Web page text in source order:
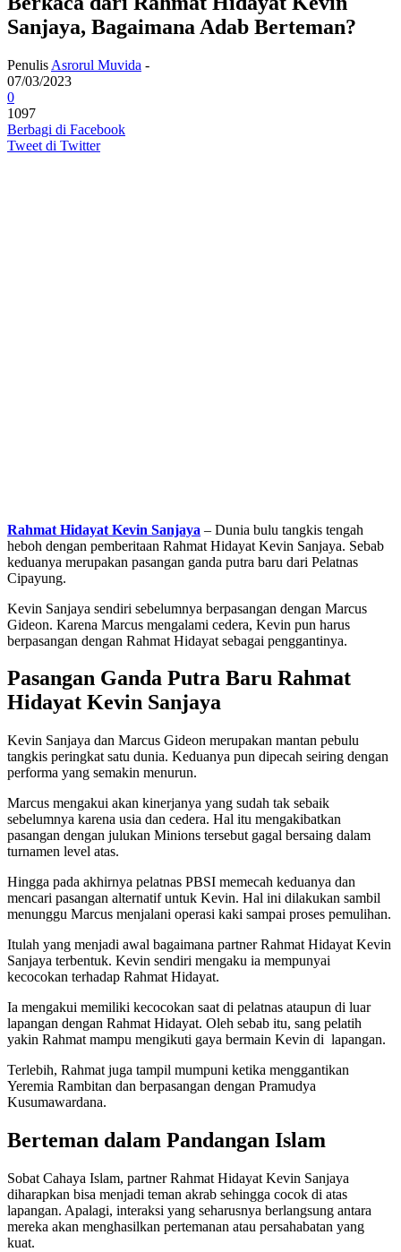
Sanjaya, Bagaimana Adab Berteman?
Penulis Asrorul Muvida -
07/03/2023
0
1097
Berbagi di Facebook
Tweet di Twitter
Rahmat Hidayat Kevin Sanjaya – Dunia bulu tangkis tengah
heboh dengan pemberitaan Rahmat Hidayat Kevin Sanjaya. Sebab
keduanya merupakan pasangan ganda putra baru dari Pelatnas
Cipayung.
Kevin Sanjaya sendiri sebelumnya berpasangan dengan Marcus
Gideon. Karena Marcus mengalami cedera, Kevin pun harus
berpasangan dengan Rahmat Hidayat sebagai penggantinya.
Pasangan Ganda Putra Baru Rahmat
Hidayat Kevin Sanjaya
Kevin Sanjaya dan Marcus Gideon merupakan mantan pebulu
tangkis peringkat satu dunia. Keduanya pun dipecah seiring dengan
performa yang semakin menurun.
Marcus mengakui akan kinerjanya yang sudah tak sebaik
sebelumnya karena usia dan cedera. Hal itu mengakibatkan
pasangan dengan julukan Minions tersebut gagal bersaing dalam
turnamen level atas.
Hingga pada akhirnya pelatnas PBSI memecah keduanya dan
mencari pasangan alternatif untuk Kevin. Hal ini dilakukan sambil
menunggu Marcus menjalani operasi kaki sampai proses pemulihan.
Itulah yang menjadi awal bagaimana partner Rahmat Hidayat Kevin
Sanjaya terbentuk. Kevin sendiri mengaku ia mempunyai
kecocokan terhadap Rahmat Hidayat.
Ia mengakui memiliki kecocokan saat di pelatnas ataupun di luar
lapangan dengan Rahmat Hidayat. Oleh sebab itu, sang pelatih
yakin Rahmat mampu mengikuti gaya bermain Kevin di lapangan.
Terlebih, Rahmat juga tampil mumpuni ketika menggantikan
Yeremia Rambitan dan berpasangan dengan Pramudya
Kusumawardana.
Berteman dalam Pandangan Islam
Sobat Cahaya Islam, partner Rahmat Hidayat Kevin Sanjaya
diharapkan bisa menjadi teman akrab sehingga cocok di atas
lapangan. Apalagi, interaksi yang seharusnya berlangsung antara
mereka akan menghasilkan pertemanan atau persahabatan yang
kuat.